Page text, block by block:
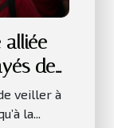
alliée
de
veiller à
la...